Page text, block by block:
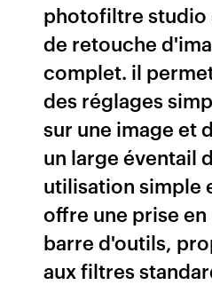
photofiltre studio
de retouche
complet. il
des réglages
sur une image et
un large éventail
utilisation simple
offre une prise
barre d'outils,
aux filtres